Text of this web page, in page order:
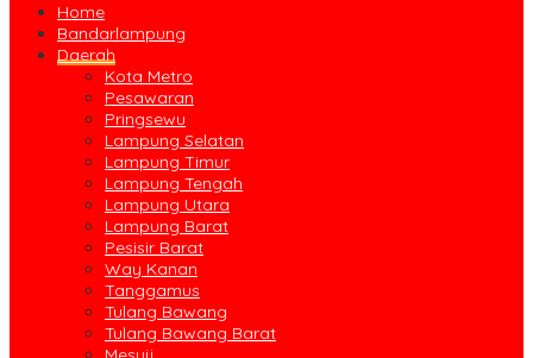
Home
Bandarlampung
Daerah
Kota Metro
Pesawaran
Pringsewu
Lampung Selatan
Lampung Timur
Lampung Tengah
Lampung Utara
Lampung Barat
Pesisir Barat
Way Kanan
Tanggamus
Tulang Bawang
Tulang Bawang Barat